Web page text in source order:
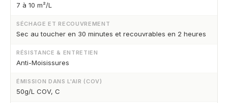
7 à 10 m²/L
SÉCHAGE ET RECOUVREMENT
Sec au toucher en 30 minutes et recouvrables en 2 heures
RÉSISTANCE & ENTRETIEN
Anti-Moisissures
ÉMISSION DANS L'AIR (COV)
50g/L COV, C